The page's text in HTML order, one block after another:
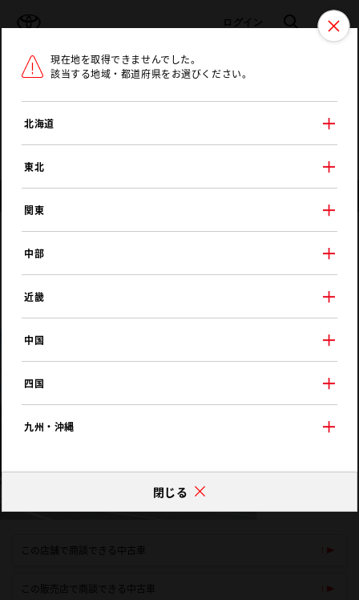
ログイン 検索 メニュ
ラインアップ オーナーサポート
現在地を取得できませんでした。
該当する地域・都道府県をお選びください。
北海道
東北
関東
中部
近畿
中国
四国
九州・沖縄
閉じる
トヨタ認定中古車 メニュー
新潟トヨペット
新潟本店
この店舗で商談できる中古車
この販売店で商談できる中古車